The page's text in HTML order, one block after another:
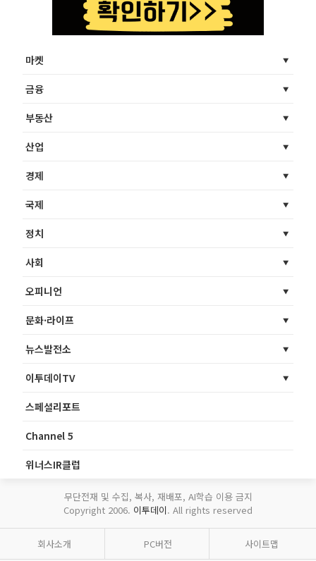
마켓
금융
부동산
산업
경제
국제
정치
사회
오피니언
문화·라이프
뉴스발전소
이투데이TV
스페셜리포트
Channel 5
위너스IR클럽
무단전재 및 수집, 복사, 재배포, AI학습 이용 금지
Copyright 2006. 이투데이. All rights reserved
회사소개 PC버전 사이트맵